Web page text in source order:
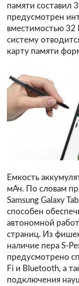
памяти составил
предусмотрен
вместимостью 32
систему
карту памяти
Емкость
мАч. По словам
Samsung Galaxy
способен
автономной
страниц. Из
наличие пера S-
предусмотрено
Fi и Bluetooth, а
подключения